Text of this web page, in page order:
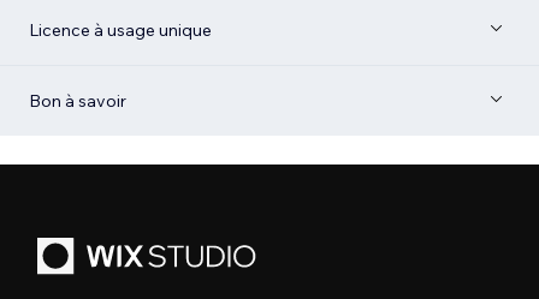
Licence à usage unique
Bon à savoir